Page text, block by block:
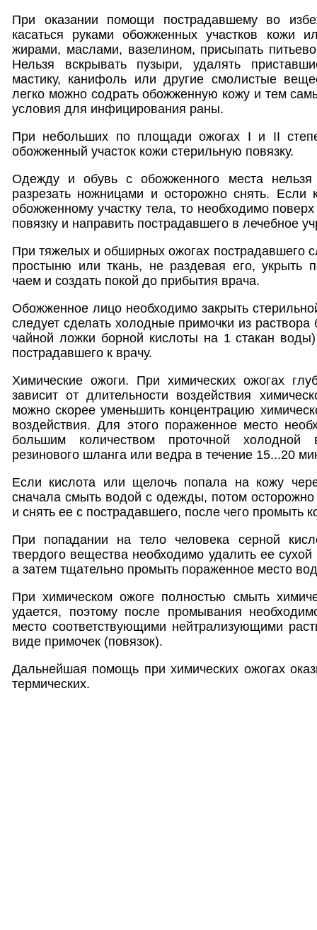
При оказании помощи пострадавшему во
касаться руками обожженных участков кожи
жирами, маслами, вазелином, присыпать
Нельзя вскрывать пузыри, удалять
мастику, канифоль или другие смолистые
легко можно содрать обожженную кожу и тем
условия для инфицирования раны.
При небольших по площади ожогах I и II
обожженный участок кожи стерильную повязку.
Одежду и обувь с обожженного места нельзя
разрезать ножницами и осторожно снять.
обожженному участку тела, то необходимо
повязку и направить пострадавшего в лечебное
При тяжелых и обширных ожогах пострадавшего
простыню или ткань, не раздевая его, укрыть
чаем и создать покой до прибытия врача.
Обожженное лицо необходимо закрыть
следует сделать холодные примочки из
чайной ложки борной кислоты на 1 стакан
пострадавшего к врачу.
Химические ожоги. При химических ожогах
зависит от длительности воздействия
можно скорее уменьшить концентрацию
воздействия. Для этого пораженное место
большим количеством проточной
резинового шланга или ведра в течение 15...20
Если кислота или щелочь попала на кожу
сначала смыть водой с одежды, потом
и снять ее с пострадавшего, после чего промыть
При попадании на тело человека серной
твердого вещества необходимо удалить ее сухой
а затем тщательно промыть пораженное место
При химическом ожоге полностью смыть
удается, поэтому после промывания
место соответствующими нейтрализующими
виде примочек (повязок).
Дальнейшая помощь при химических ожогах
термических.